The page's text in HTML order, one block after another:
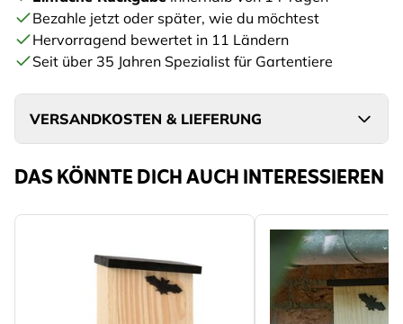
Bezahle jetzt oder später, wie du möchtest
Hervorragend bewertet in 11 Ländern
Seit über 35 Jahren Spezialist für Gartentiere
VERSANDKOSTEN & LIEFERUNG
DAS KÖNNTE DICH AUCH INTERESSIEREN